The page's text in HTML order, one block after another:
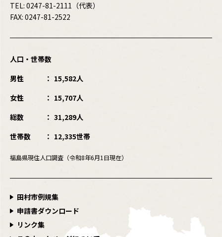
TEL: 0247-81-2111 （代表）
FAX: 0247-81-2522
人口・世帯数
男性
15,582人
女性
15,707人
総数
31,289人
世帯数
12,335世帯
福島県現住人口調査（令和8年6月1日現在）
田村市例規集
申請書ダウンロード
リンク集